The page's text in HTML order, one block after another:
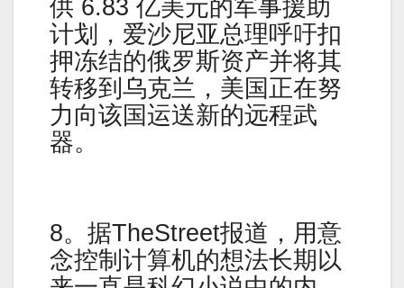
供 6.83 亿美元的军事援助
计划，爱沙尼亚总理呼吁扣
押冻结的俄罗斯资产并将其
转移到乌克兰，美国正在努
力向该国运送新的远程武
器。
8。据TheStreet报道，用意
念控制计算机的想法长期以